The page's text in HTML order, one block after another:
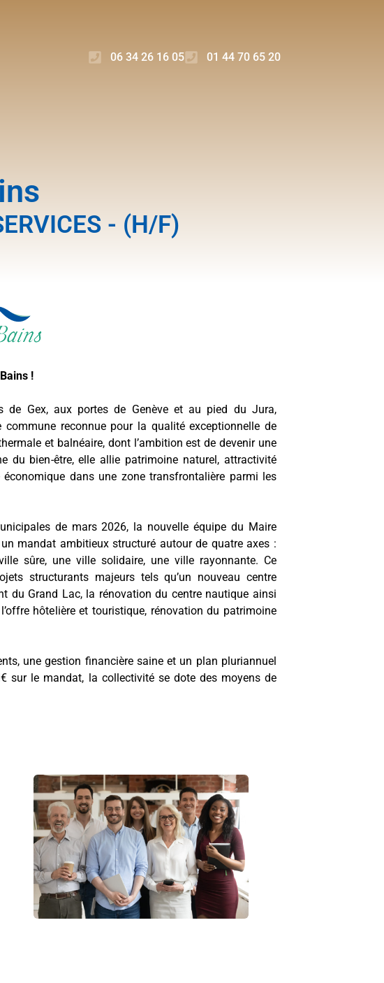
06 34 26 16 05 01 44 70 65 20
- (H/F)
!
de Gex, aux portes de Genève et au pied du Jura,
commune reconnue pour la qualité exceptionnelle de
et balnéaire, dont l’ambition est de devenir une
du bien-être, elle allie patrimoine naturel, attractivité
dans une zone transfrontalière parmi les
de mars 2026, la nouvelle équipe du Maire
mandat ambitieux structuré autour de quatre axes :
sûre, une ville solidaire, une ville rayonnante. Ce
structurants majeurs tels qu’un nouveau centre
du Grand Lac, la rénovation du centre nautique ainsi
hôtelière et touristique, rénovation du patrimoine
une gestion financière saine et un plan pluriannuel
sur le mandat, la collectivité se dote des moyens de